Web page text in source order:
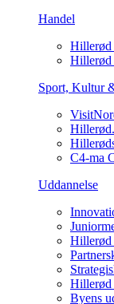
Handel
Hillerød
Sport, Kultur
C4-ma
Uddannelse
Hillerød
Hillerød
Byens